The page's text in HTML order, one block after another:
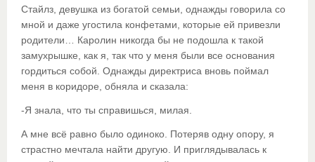
Стайлз, девушка из богатой семьи, однажды говорила со
мной и даже угостила конфетами, которые ей привезли
родители… Каролин никогда бы не подошла к такой
замухрышке, как я, так что у меня были все основания
гордиться собой. Однажды директриса вновь поймал
меня в коридоре, обняла и сказала:
-Я знала, что ты справишься, милая.
А мне всё равно было одиноко. Потеряв одну опору, я
страстно мечтала найти другую. И приглядывалась к